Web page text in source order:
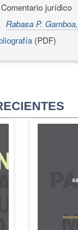
Comentario jurídico
Rabasa P.
(PDF)